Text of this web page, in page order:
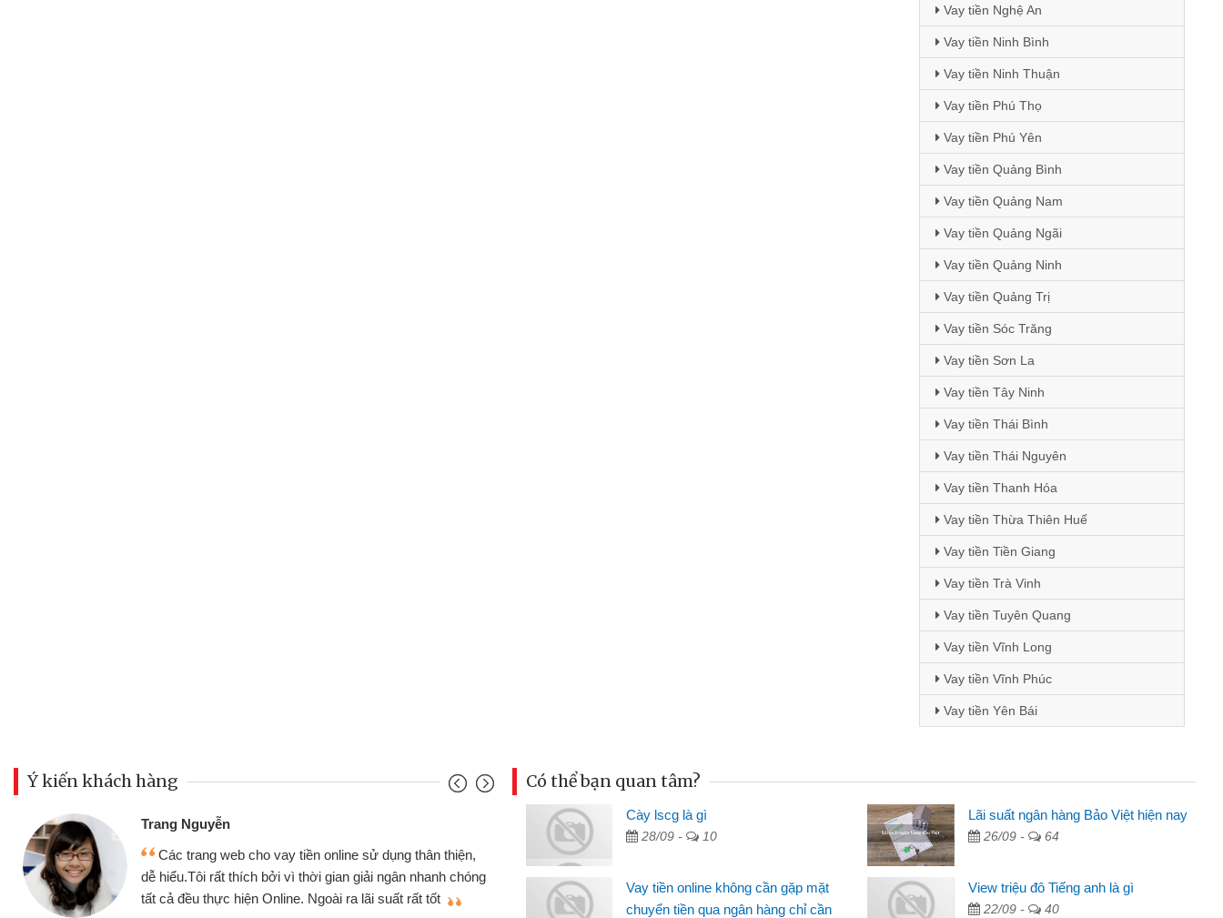
Vay tiền Nghệ An
Vay tiền Ninh Bình
Vay tiền Ninh Thuận
Vay tiền Phú Thọ
Vay tiền Phú Yên
Vay tiền Quảng Bình
Vay tiền Quảng Nam
Vay tiền Quảng Ngãi
Vay tiền Quảng Ninh
Vay tiền Quảng Trị
Vay tiền Sóc Trăng
Vay tiền Sơn La
Vay tiền Tây Ninh
Vay tiền Thái Bình
Vay tiền Thái Nguyên
Vay tiền Thanh Hóa
Vay tiền Thừa Thiên Huế
Vay tiền Tiền Giang
Vay tiền Trà Vinh
Vay tiền Tuyên Quang
Vay tiền Vĩnh Long
Vay tiền Vĩnh Phúc
Vay tiền Yên Bái
Ý kiến khách hàng
tiền online sử dụng thân thiện,
thời gian giải ngân nhanh chóng
Ngoài ra lãi suất rất tốt
Mình cần tiền gấp nên định cầm cố chiếc xe wave
nhưng thật may đã có gói vay tiền bằng CMND online
không cần gặp mặt nên rất tiện lợi, sẽ giới thiệu cho bạn
Mai Lan - Sinh viên
Tôi biết đến thông qua quảng cáo trên facebook. Tôi là
sinh viên nên cần đóng tiền nhà, sinh nhật bạn bè, mà đọc
thấy thủ tục nhanh gọn nên tôi quyết định vay
Có thể bạn quan tâm?
Cày lscg là gì
28/09 - 10
Lãi suất ngân hàng Bảo Việt hiện nay
26/09 - 64
Vay tiền online không cần gặp mặt
chuyển tiền qua ngân hàng chỉ cần
View triệu đô Tiếng anh là gì
22/09 - 40